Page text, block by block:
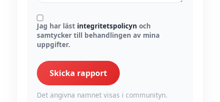
Jag har läst integritetspolicyn och
samtycker till behandlingen av mina
uppgifter.
Skicka rapport
Det angivna namnet visas i communityn.